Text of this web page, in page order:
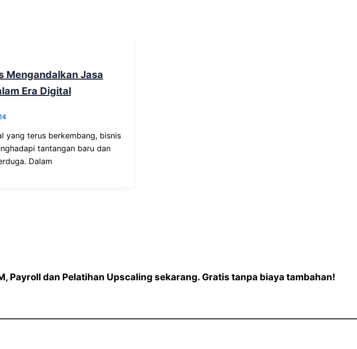
Mengandalkan Jasa
Era Digital
yang terus berkembang, bisnis
tantangan baru dan
Dalam
Payroll dan Pelatihan Upscaling sekarang. Gratis tanpa biaya tambahan!